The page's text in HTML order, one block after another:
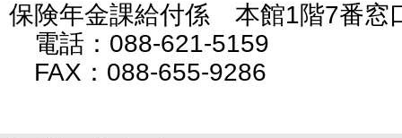
保険年金課給付係 本館1階7番窓
電話：088-621-5159
FAX：088-655-9286